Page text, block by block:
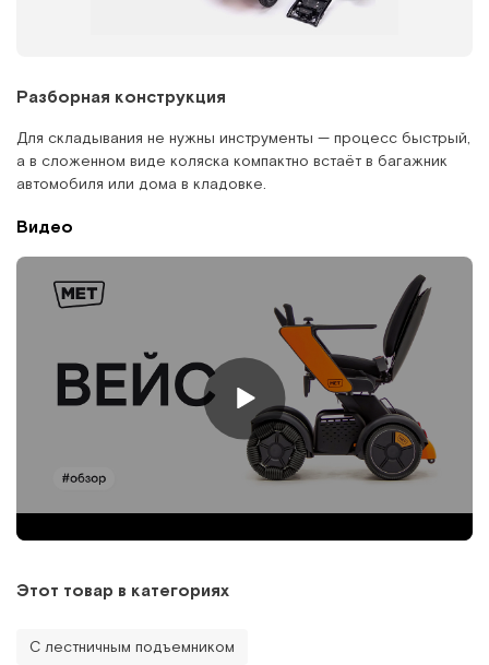
Разборная конструкция
Для складывания не нужны инструменты — процесс быстрый,
а в сложенном виде коляска компактно встаёт в багажник
автомобиля или дома в кладовке.
Видео
Этот товар в категориях
С лестничным подъемником